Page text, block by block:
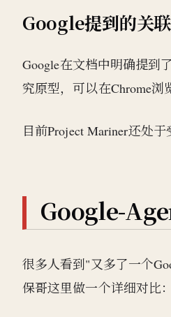
Google提到的关
Google在文档中明确提到
究原型，可以在Chrome
目前Project Mariner还处
Google-
很多人看到"又多了一个
保哥这里做一个详细对比：